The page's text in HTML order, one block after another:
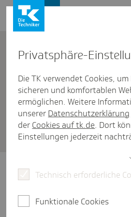
Wie können
gung anfor­dern?
Firmenkunden / Rund um die
Beantragen Sie die
digital über Ihr
Privat­sphäre-
Die TK verwendet Cookies,
sicheren und komfortablen
ermöglichen. Weitere
unserer Datenschutzerklärung
der Cookies auf tk.de. Dort
Einstellungen jederzeit
Technisch erforderliche
Funktionale Cookies